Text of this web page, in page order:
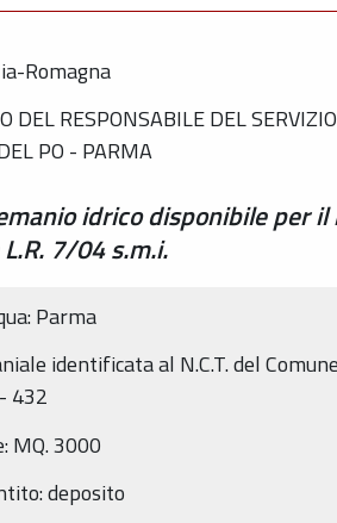
Romagna
DEL RESPONSABILE DEL
PO - PARMA
idrico disponibile per
7/04 s.m.i.
Parma
identificata al N.C.T. del
432
MQ. 3000
deposito